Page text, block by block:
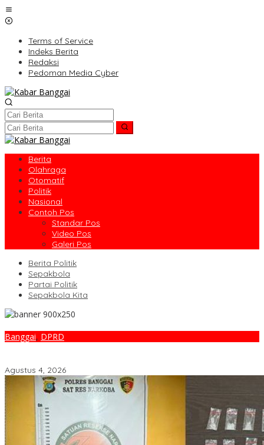
Lewati
ke
Terms of Service
Indeks Berita
Redaksi
Pedoman Media Cyber
Berita
Olahraga
Otomatif
Politik
Nasional
Contoh Pos
Standar Pos
Video Pos
Galeri Pos
Berita Politik
Sepakbola
Partai Politik
Sepakbola Kita
Banggai, DPRD
Agustus 4, 2026